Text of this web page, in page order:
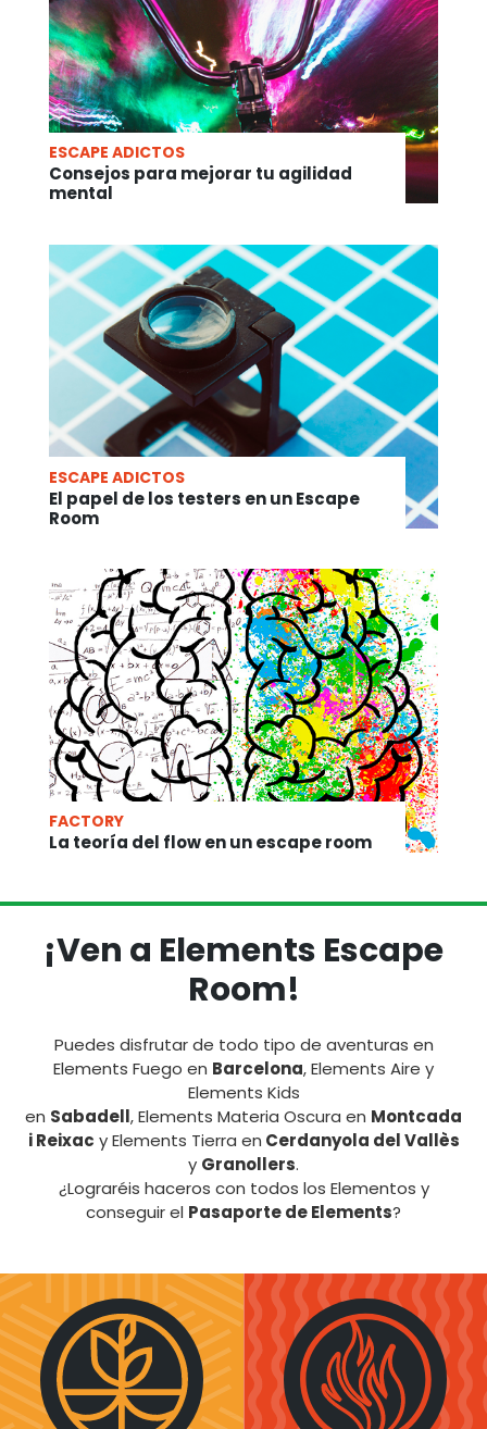
ESCAPE ADICTOS
Consejos para mejorar tu agilidad
mental
ESCAPE ADICTOS
El papel de los testers en un Escape
Room
FACTORY
La teoría del flow en un escape room
¡Ven a Elements Escape
Room!
Puedes disfrutar de todo tipo de aventuras en
Elements Fuego en Barcelona, Elements Aire y
Elements Kids
en Sabadell, Elements Materia Oscura en Montcada
i Reixac y Elements Tierra en Cerdanyola del Vallès
y Granollers.
¿Lograréis haceros con todos los Elementos y
conseguir el Pasaporte de Elements?